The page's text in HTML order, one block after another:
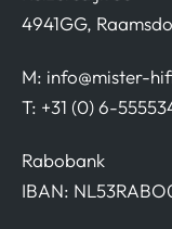
4941GG,
M: info@mister-
T: +31 (0) 6-
Rabobank
IBAN: